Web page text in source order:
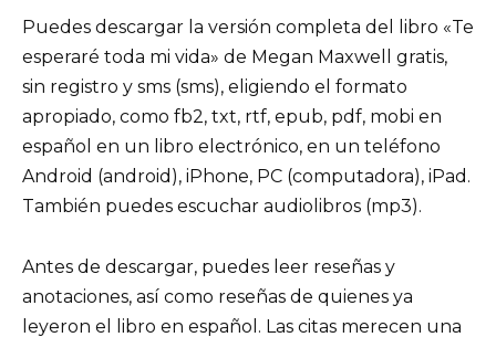
Puedes descargar la versión completa del libro «Te
esperaré toda mi vida» de Megan Maxwell gratis,
sin registro y sms (sms), eligiendo el formato
apropiado, como fb2, txt, rtf, epub, pdf, mobi en
español en un libro electrónico, en un teléfono
Android (android), iPhone, PC (computadora), iPad.
También puedes escuchar audiolibros (mp3).
Antes de descargar, puedes leer reseñas y
anotaciones, así como reseñas de quienes ya
leyeron el libro en español. Las citas merecen una